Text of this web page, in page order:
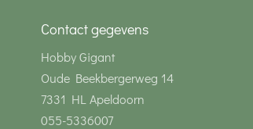
Contact gegevens
Hobby Gigant
Oude Beekbergerweg 14
7331 HL Apeldoorn
055-5336007